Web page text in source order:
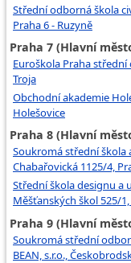
Střední odborná škola
Praha 6 - Ruzyně
Praha 7 (Hlavní
Euroškola Praha střední
Troja
Obchodní akademie
Holešovice
Praha 8 (Hlavní
Soukromá střední škola
Chabařovická 1125/4,
Střední škola designu a
Měšťanských škol 525/
Praha 9 (Hlavní
Soukromá střední
BEAN, s.r.o.,